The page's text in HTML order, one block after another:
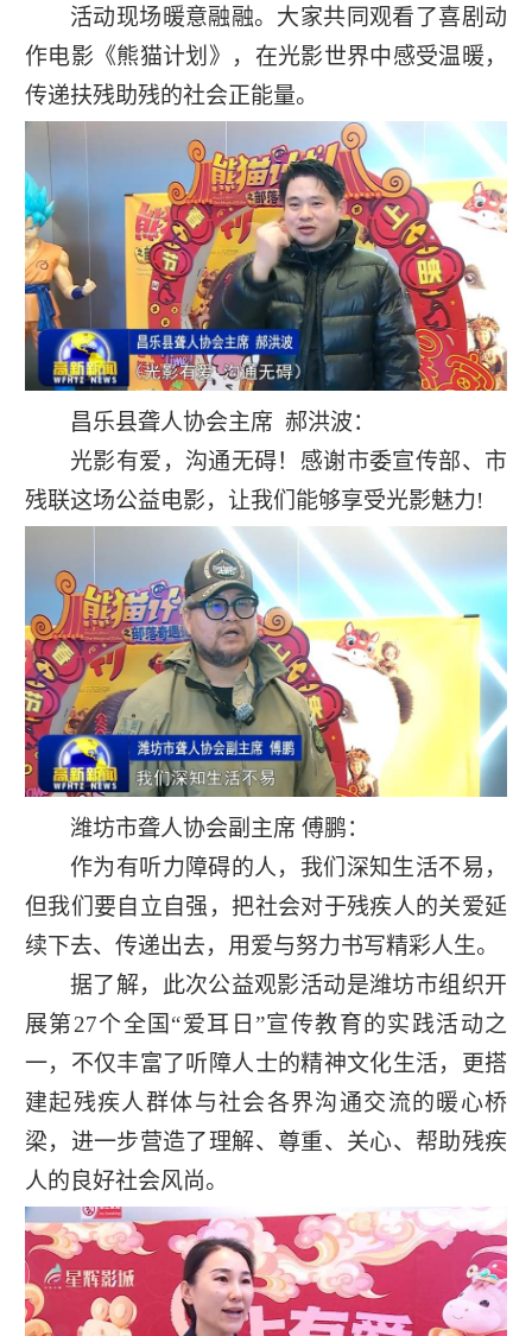
活动现场暖意融融。大家共同观看了喜剧动
作电影《熊猫计划》，在光影世界中感受温暖，
传递扶残助残的社会正能量。
昌乐县聋人协会主席 郝洪波：
光影有爱，沟通无碍！感谢市委宣传部、市
残联这场公益电影，让我们能够享受光影魅力!
潍坊市聋人协会副主席 傅鹏：
作为有听力障碍的人，我们深知生活不易，
但我们要自立自强，把社会对于残疾人的关爱延
续下去、传递出去，用爱与努力书写精彩人生。
据了解，此次公益观影活动是潍坊市组织开
展第27个全国“爱耳日”宣传教育的实践活动之
一，不仅丰富了听障人士的精神文化生活，更搭
建起残疾人群体与社会各界沟通交流的暖心桥
梁，进一步营造了理解、尊重、关心、帮助残疾
人的良好社会风尚。